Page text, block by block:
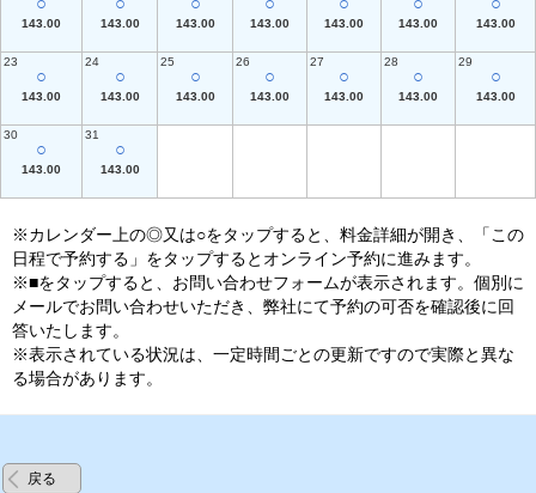
143.00 143.00 143.00 143.00 143.00 143.00 143.00
23
○
143.00
24
○
143.00
25
○
143.00
26
○
143.00
27
○
143.00
28
○
143.00
29
○
143.00
30
○
143.00
31
○
143.00
※カレンダー上の◎又は○をタップすると、料金詳細が開き、「この
日程で予約する」をタップするとオンライン予約に進みます。
※■をタップすると、お問い合わせフォームが表示されます。個別に
メールでお問い合わせいただき、弊社にて予約の可否を確認後に回
答いたします。
※表示されている状況は、一定時間ごとの更新ですので実際と異な
る場合があります。
戻る